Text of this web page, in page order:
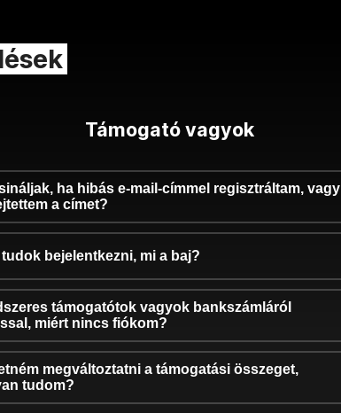
Támogató vagyok
ha hibás e-mail-címmel regisztráltam, vagy
a címet?
tudok bejelentkezni, mi a baj?
támogatótok vagyok bankszámláról
miért nincs fiókom?
megváltoztatni a támogatási összeget,
tudom?